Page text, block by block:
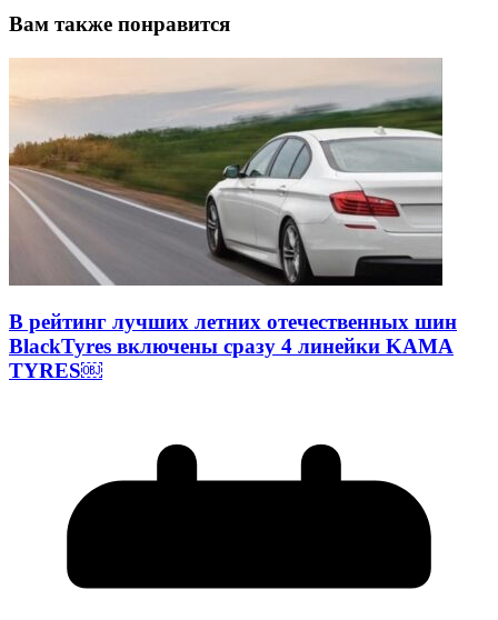
Вам также понравится
В рейтинг лучших летних отечественных шин
BlackTyres включены сразу 4 линейки KAMA
TYRES￼